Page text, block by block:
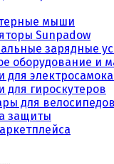
мыши
Sunpadow
зарядные
оборудование и
для
для гироскутеров
для велосипедов
защиты